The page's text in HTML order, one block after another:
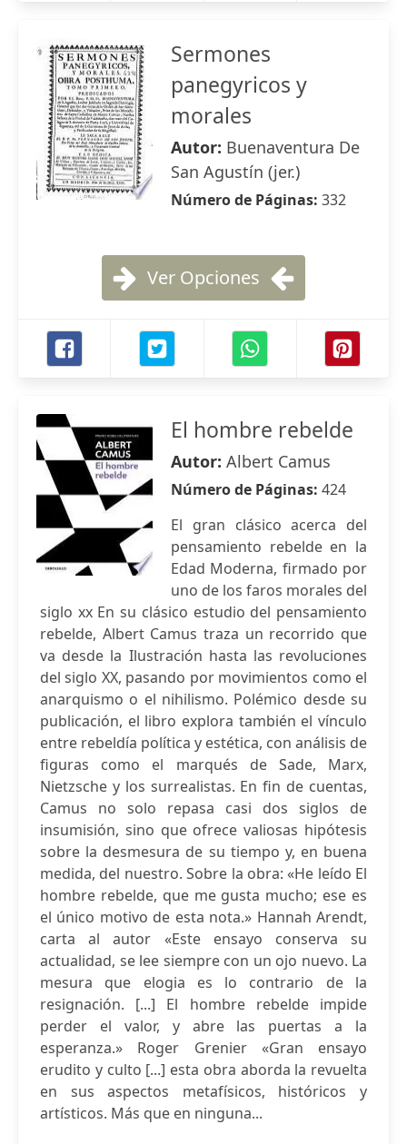
Sermones
panegyricos y
morales
Autor: Buenaventura De
San Agustín (jer.)
Número de Páginas: 332
Ver Opciones
El hombre rebelde
Autor: Albert Camus
Número de Páginas: 424
El gran clásico acerca del
pensamiento rebelde en la
Edad Moderna, firmado por
uno de los faros morales del
siglo xx En su clásico estudio del pensamiento
rebelde, Albert Camus traza un recorrido que
va desde la Ilustración hasta las revoluciones
del siglo XX, pasando por movimientos como el
anarquismo o el nihilismo. Polémico desde su
publicación, el libro explora también el vínculo
entre rebeldía política y estética, con análisis de
figuras como el marqués de Sade, Marx,
Nietzsche y los surrealistas. En fin de cuentas,
Camus no solo repasa casi dos siglos de
insumisión, sino que ofrece valiosas hipótesis
sobre la desmesura de su tiempo y, en buena
medida, del nuestro. Sobre la obra: «He leído El
hombre rebelde, que me gusta mucho; ese es
el único motivo de esta nota.» Hannah Arendt,
carta al autor «Este ensayo conserva su
actualidad, se lee siempre con un ojo nuevo. La
mesura que elogia es lo contrario de la
resignación. [...] El hombre rebelde impide
perder el valor, y abre las puertas a la
esperanza.» Roger Grenier «Gran ensayo
erudito y culto [...] esta obra aborda la revuelta
en sus aspectos metafísicos, históricos y
artísticos. Más que en ninguna...